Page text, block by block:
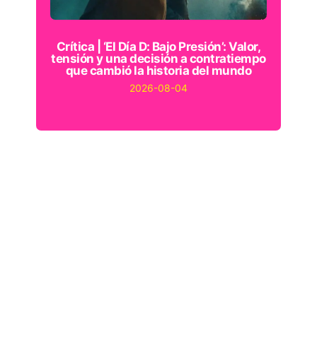
Crítica | ‘El Día D: Bajo Presión’: Valor,
tensión y una decisión a contratiempo
que cambió la historia del mundo
2026-08-04